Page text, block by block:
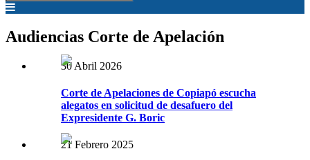
Audiencias Corte de Apelación
30 Abril 2026
Corte de Apelaciones de Copiapó escucha
alegatos en solicitud de desafuero del
Expresidente G. Boric
21 Febrero 2025